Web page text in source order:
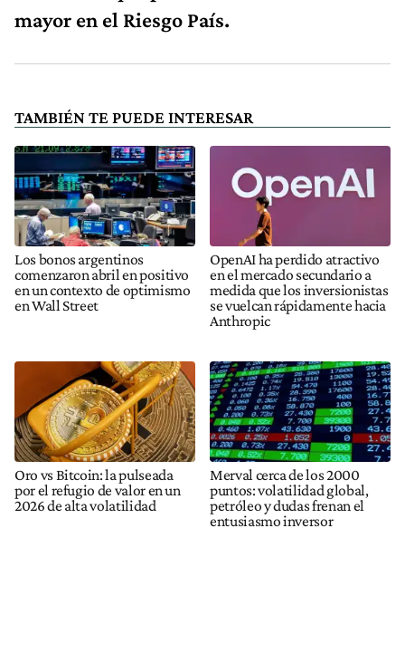
mayor en el Riesgo País.
TAMBIÉN TE PUEDE INTERESAR
Los bonos argentinos
comenzaron abril en positivo
en un contexto de optimismo
en Wall Street
OpenAI ha perdido atractivo
en el mercado secundario a
medida que los inversionistas
se vuelcan rápidamente hacia
Anthropic
Oro vs Bitcoin: la pulseada
por el refugio de valor en un
2026 de alta volatilidad
Merval cerca de los 2000
puntos: volatilidad global,
petróleo y dudas frenan el
entusiasmo inversor